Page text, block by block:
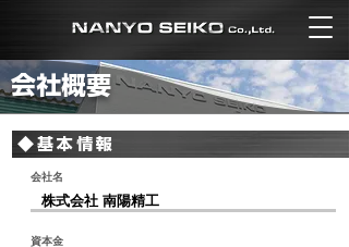
会社概要
◆基本情報
会社名
株式会社 南陽精工
資本金